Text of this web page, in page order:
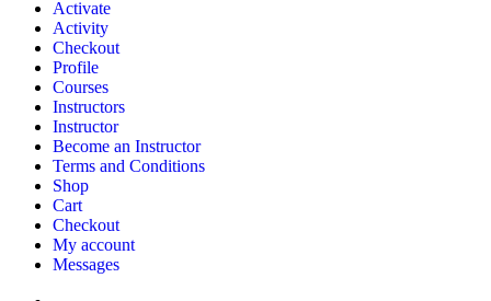
Activate
Activity
Checkout
Profile
Courses
Instructors
Instructor
Become an Instructor
Terms and Conditions
Shop
Cart
Checkout
My account
Messages